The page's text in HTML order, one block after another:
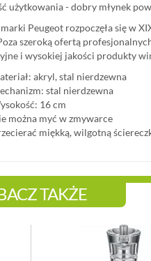
użytkowania - dobry młynek
Peugeot rozpoczęła się w
szeroką ofertą
i wysokiej jakości produkty
akryl, stal nierdzewna
stal nierdzewna
16 cm
można myć w zmywarce
miękką, wilgotną
TAKŻE